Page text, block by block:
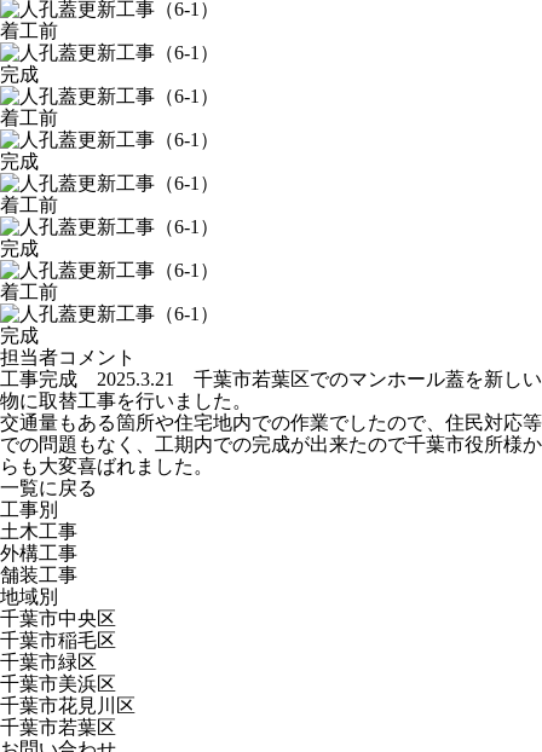
着工前
完成
着工前
完成
着工前
完成
着工前
完成
担当者コメント
工事完成 2025.3.21 千葉市若葉区でのマンホール蓋を新しい
物に取替工事を行いました。
交通量もある箇所や住宅地内での作業でしたので、住民対応等
での問題もなく、工期内での完成が出来たので千葉市役所様か
らも大変喜ばれました。
一覧に戻る
工事別
土木工事
外構工事
舗装工事
地域別
千葉市中央区
千葉市稲毛区
千葉市緑区
千葉市美浜区
千葉市花見川区
千葉市若葉区